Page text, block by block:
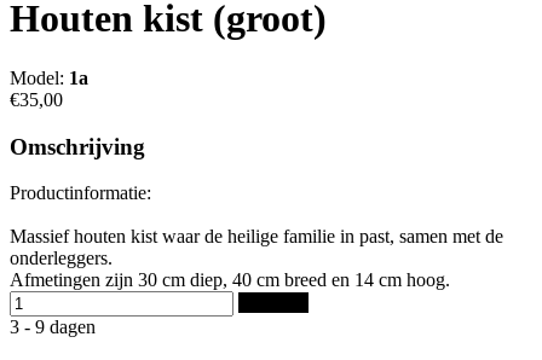
Houten kist (groot)
Model: 1a
€35,00
Omschrijving
Productinformatie:
Massief houten kist waar de heilige familie in past, samen met de
onderleggers.
Afmetingen zijn 30 cm diep, 40 cm breed en 14 cm hoog.
3 - 9 dagen